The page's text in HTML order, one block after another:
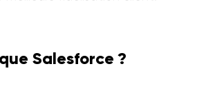
Salesforce ?